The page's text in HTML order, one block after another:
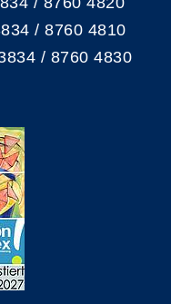
/ 8760 4810
/ 8760 4830